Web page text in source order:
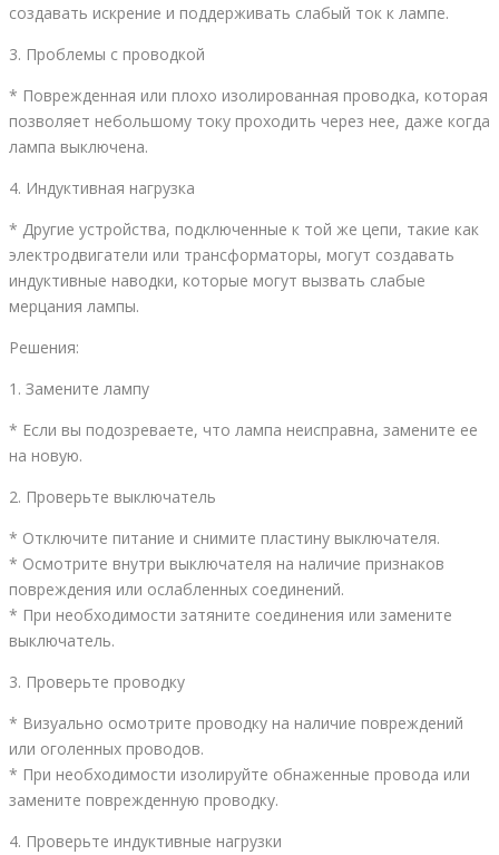
создавать искрение и поддерживать слабый ток к лампе.
3. Проблемы с проводкой
* Поврежденная или плохо изолированная проводка, которая
позволяет небольшому току проходить через нее, даже когда
лампа выключена.
4. Индуктивная нагрузка
* Другие устройства, подключенные к той же цепи, такие как
электродвигатели или трансформаторы, могут создавать
индуктивные наводки, которые могут вызвать слабые
мерцания лампы.
Решения:
1. Замените лампу
* Если вы подозреваете, что лампа неисправна, замените ее
на новую.
2. Проверьте выключатель
* Отключите питание и снимите пластину выключателя.
* Осмотрите внутри выключателя на наличие признаков
повреждения или ослабленных соединений.
* При необходимости затяните соединения или замените
выключатель.
3. Проверьте проводку
* Визуально осмотрите проводку на наличие повреждений
или оголенных проводов.
* При необходимости изолируйте обнаженные провода или
замените поврежденную проводку.
4. Проверьте индуктивные нагрузки